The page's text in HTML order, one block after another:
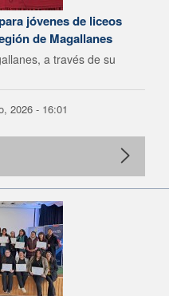
jóvenes de liceos
de Magallanes
a través de su
2026 - 16:01